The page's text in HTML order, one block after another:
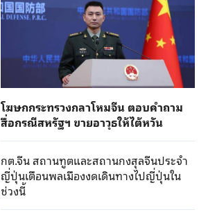
โฆษกกระทรวงกลาโหมจีน ตอบคำถาม
สื่อกรณีสหรัฐฯ ขายอาวุธให้ไต้หวัน
กต.จีน สถานทูตและสถานกงสุลจีนประจำ
ญี่ปุ่นเตือนพลเมืองงดเดินทางไปญี่ปุ่นใน
ช่วงนี้